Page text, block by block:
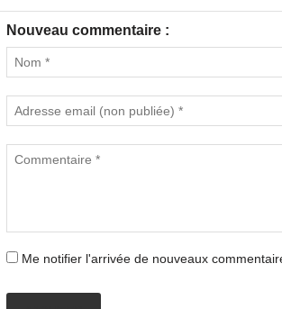
Nouveau commentaire :
Me notifier l'arrivée de nouveaux